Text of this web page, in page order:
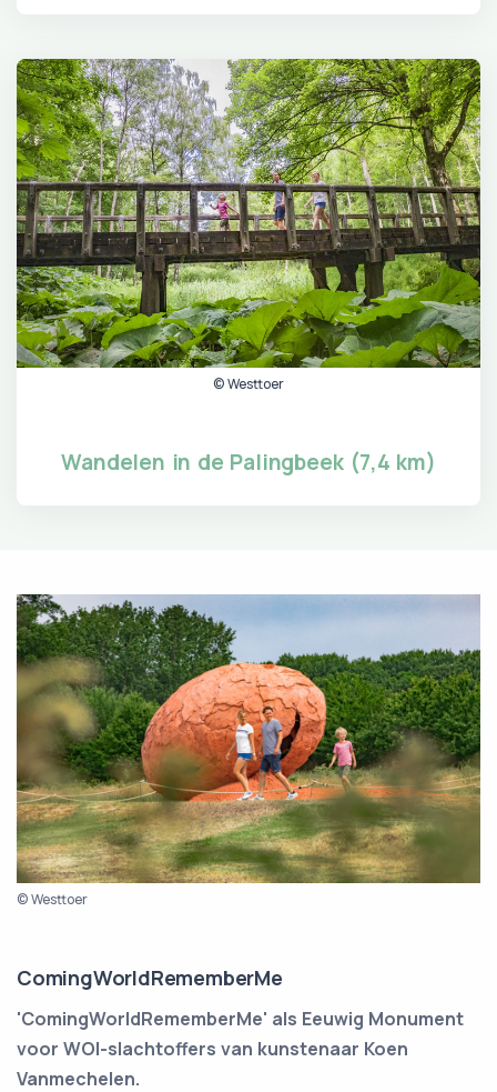
© Westtoer
Wandelen in de Palingbeek (7,4 km)
© Westtoer
ComingWorldRememberMe
'ComingWorldRememberMe' als Eeuwig Monument
voor WOI-slachtoffers van kunstenaar Koen
Vanmechelen.